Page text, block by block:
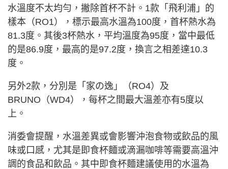
水溫度不太均勻，撇除首杯不計。1款「飛利浦」的
樣本（RO1），標示最高水溫為100度，首杯熱水為
81.3度。其後3杯熱水，平均溫度為95度，當中最低
的是86.9度，最高的是97.2度，換言之相差達10.3
度。
另外2款，分別是「家の逸」（RO4）及
BRUNO（WD4），每杯之間最大溫差亦有5度以
上。
消委會提醒，水溫差異或會影響沖泡食物或飲品的風
味或口感，尤其是即食杯麵或滴漏咖啡等需要高溫沖
調的食品和飲品。其中即食杯麵建議使用的水溫為